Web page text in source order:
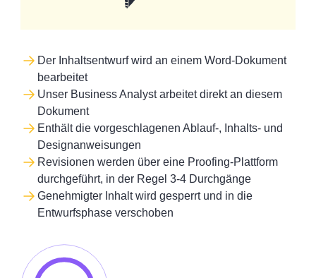
Der Inhaltsentwurf wird an einem Word-Dokument
bearbeitet
Unser Business Analyst arbeitet direkt an diesem
Dokument
Enthält die vorgeschlagenen Ablauf-, Inhalts- und
Designanweisungen
Revisionen werden über eine Proofing-Plattform
durchgeführt, in der Regel 3-4 Durchgänge
Genehmigter Inhalt wird gesperrt und in die
Entwurfsphase verschoben